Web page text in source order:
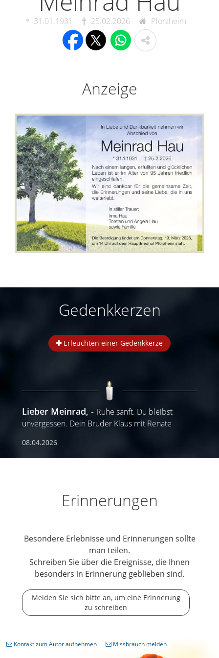
31.01.1931 25.02.2026 Pforzheim
Anzeige
Gedenkkerzen
Erleuchten einer Gedenkkerze
Lieber Meinrad,
Ruhe sanft. Du bleibst
unvergessen. Dein Bruder Klaus mit Renate
08.04.2026
Erinnerungen
Besondere Erlebnisse und Erinnerungen sollte
man teilen.
Schreiben Sie über die Ereignisse, die Ihnen
besonders in Erinnerung geblieben sind.
Melden Sie sich bitte an, um eine Erinnerung
zu schreiben
Kontakt zum Autor aufnehmen Missbrauch melden